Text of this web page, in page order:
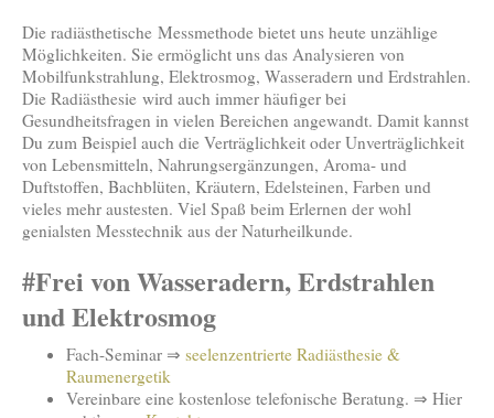
Die radiästhetische Messmethode bietet uns heute unzählige
Möglichkeiten. Sie ermöglicht uns das Analysieren von
Mobilfunkstrahlung, Elektrosmog, Wasseradern und Erdstrahlen.
Die Radiästhesie wird auch immer häufiger bei
Gesundheitsfragen in vielen Bereichen angewandt. Damit kannst
Du zum Beispiel auch die Verträglichkeit oder Unverträglichkeit
von Lebensmitteln, Nahrungsergänzungen, Aroma- und
Duftstoffen, Bachblüten, Kräutern, Edelsteinen, Farben und
vieles mehr austesten. Viel Spaß beim Erlernen der wohl
genialsten Messtechnik aus der Naturheilkunde.
#Frei von Wasseradern, Erdstrahlen
und Elektrosmog
Fach-Seminar ⇒ seelenzentrierte Radiästhesie &
Raumenergetik
Vereinbare eine kostenlose telefonische Beratung. ⇒ Hier